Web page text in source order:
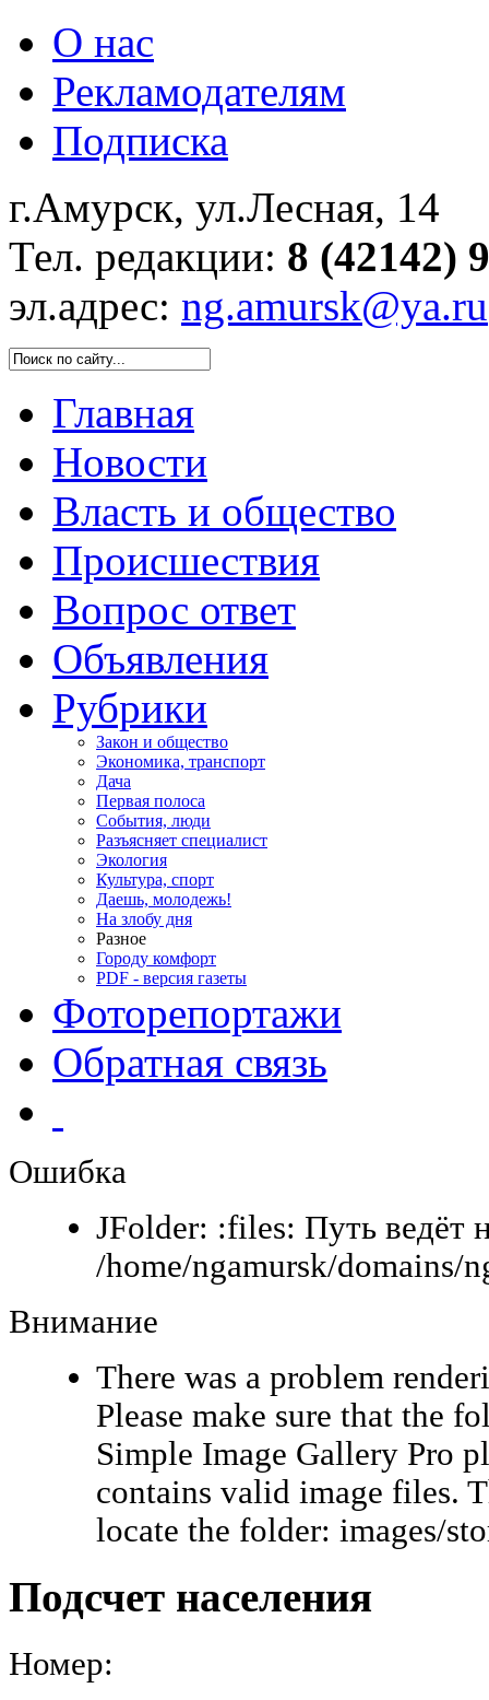
О нас
Рекламодателям
Подписка
г.Амурск, ул.Лесная, 14
Тел. редакции: 8 (42142)
эл.адрес: ng.amursk@ya.ru
Главная
Новости
Власть и общество
Происшествия
Вопрос ответ
Объявления
Рубрики
Закон и общество
Экономика, транспорт
Дача
Первая полоса
События, люди
Разъясняет специалист
Экология
Культура, спорт
Даешь, молодежь!
На злобу дня
Разное
Городу комфорт
PDF - версия газеты
Фоторепортажи
Обратная связь
Ошибка
JFolder: :files: Путь ведёт
/home/ngamursk/domains/
Внимание
There was a problem
Please make sure that the
Simple Image Gallery Pro
contains valid image files.
locate the folder: images/
Подсчет населения
Номер: